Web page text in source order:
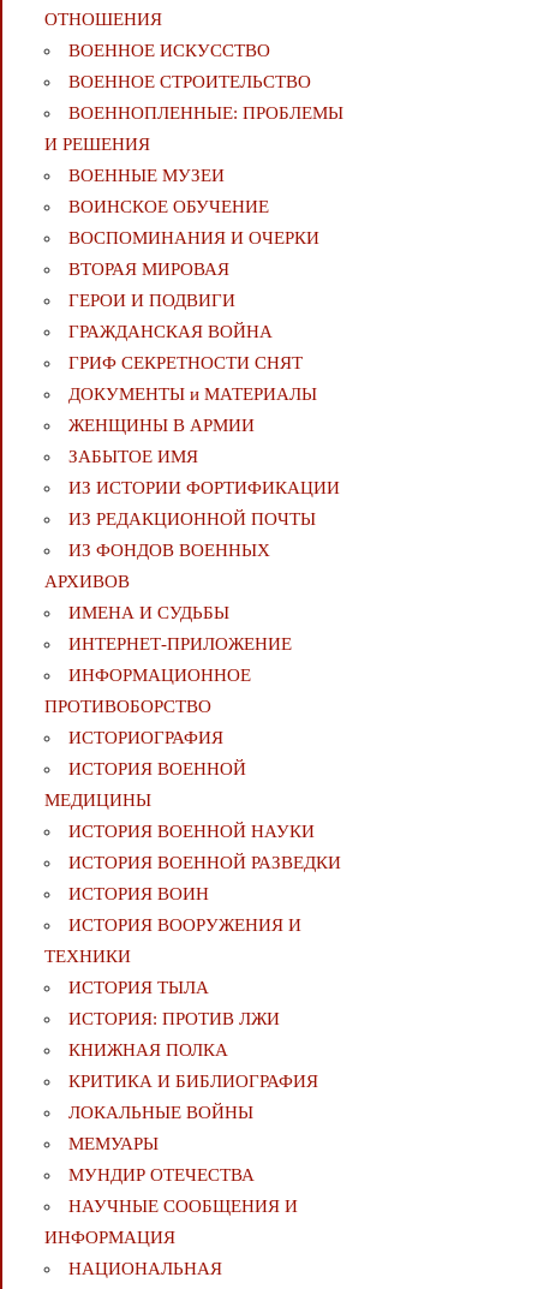
ОТНОШЕНИЯ
ВОЕННОЕ ИСКУССТВО
ВОЕННОЕ СТРОИТЕЛЬСТВО
ВОЕННОПЛЕННЫЕ: ПРОБЛЕМЫ
И РЕШЕНИЯ
ВОЕННЫЕ МУЗЕИ
ВОИНСКОЕ ОБУЧЕНИЕ
ВОСПОМИНАНИЯ И ОЧЕРКИ
ВТОРАЯ МИРОВАЯ
ГЕРОИ И ПОДВИГИ
ГРАЖДАНСКАЯ ВОЙНА
ГРИФ СЕКРЕТНОСТИ СНЯТ
ДОКУМЕНТЫ и МАТЕРИАЛЫ
ЖЕНЩИНЫ В АРМИИ
ЗАБЫТОЕ ИМЯ
ИЗ ИСТОРИИ ФОРТИФИКАЦИИ
ИЗ РЕДАКЦИОННОЙ ПОЧТЫ
ИЗ ФОНДОВ ВОЕННЫХ
АРХИВОВ
ИМЕНА И СУДЬБЫ
ИНТЕРНЕТ-ПРИЛОЖЕНИЕ
ИНФОРМАЦИОННОЕ
ПРОТИВОБОРСТВО
ИСТОРИОГРАФИЯ
ИСТОРИЯ ВОЕННОЙ
МЕДИЦИНЫ
ИСТОРИЯ ВОЕННОЙ НАУКИ
ИСТОРИЯ ВОЕННОЙ РАЗВЕДКИ
ИСТОРИЯ ВОИН
ИСТОРИЯ ВООРУЖЕНИЯ И
ТЕХНИКИ
ИСТОРИЯ ТЫЛА
ИСТОРИЯ: ПРОТИВ ЛЖИ
КНИЖНАЯ ПОЛКА
КРИТИКА И БИБЛИОГРАФИЯ
ЛОКАЛЬНЫЕ ВОЙНЫ
МЕМУАРЫ
МУНДИР ОТЕЧЕСТВА
НАУЧНЫЕ СООБЩЕНИЯ И
ИНФОРМАЦИЯ
НАЦИОНАЛЬНАЯ